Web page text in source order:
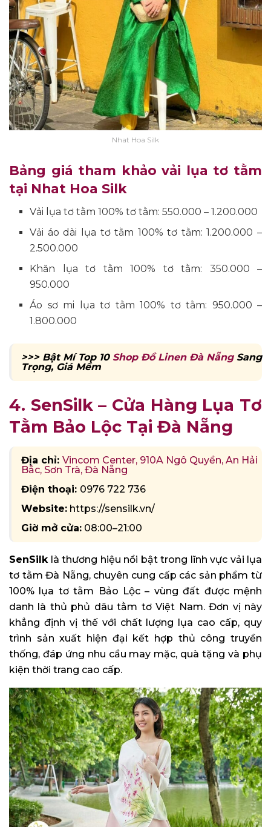
Nhat Hoa Silk
Bảng giá tham khảo vải lụa tơ tằm
tại Nhat Hoa Silk
Vải lụa tơ tằm 100% tơ tằm: 550.000 – 1.200.000
Vải áo dài lụa tơ tằm 100% tơ tằm: 1.200.000 –
2.500.000
Khăn lụa tơ tằm 100% tơ tằm: 350.000 –
950.000
Áo sơ mi lụa tơ tằm 100% tơ tằm: 950.000 –
1.800.000
>>> Bật Mí Top 10 Shop Đồ Linen Đà NẵngSang
Trọng, Giá Mềm
4. SenSilk – Cửa Hàng Lụa Tơ
Tằm Bảo Lộc Tại Đà Nẵng
Địa chỉ: Vincom Center, 910A Ngô Quyền, An Hải
Bắc, Sơn Trà, Đà Nẵng
Điện thoại: 0976 722 736
Website: https://sensilk.vn/
Giờ mở cửa: 08:00–21:00
SenSilklà thương hiệu nổi bật trong lĩnh vực vải lụa
tơ tằm Đà Nẵng, chuyên cung cấp các sản phẩm từ
100% lụa tơ tằm Bảo Lộc – vùng đất được mệnh
danh là thủ phủ dâu tằm tơ Việt Nam. Đơn vị này
khẳng định vị thế với chất lượng lụa cao cấp, quy
trình sản xuất hiện đại kết hợp thủ công truyền
thống, đáp ứng nhu cầu may mặc, quà tặng và phụ
kiện thời trang cao cấp.